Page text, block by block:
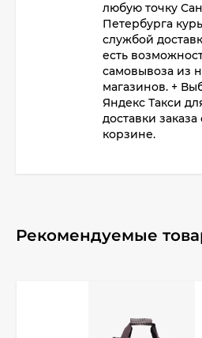
любую точку
Петербурга
службой
есть
самовывоза из
магазинов. +
Яндекс Такси
доставки
корзине.
Рекомендуемые